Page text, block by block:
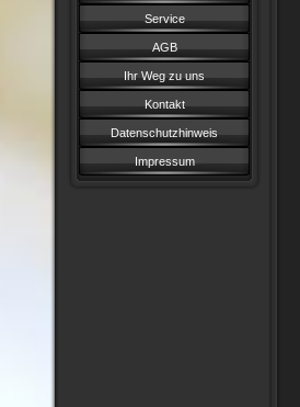
Service
AGB
Ihr Weg zu uns
Kontakt
Datenschutzhinweis
Impressum